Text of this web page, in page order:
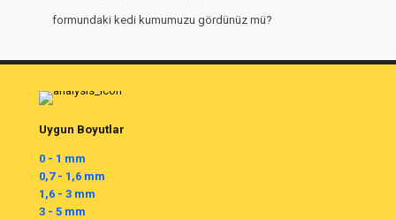
formundaki kedi kumumuzu gördünüz mü?
Uygun Boyutlar
0 - 1 mm
0,7 - 1,6 mm
1,6 - 3 mm
3 - 5 mm